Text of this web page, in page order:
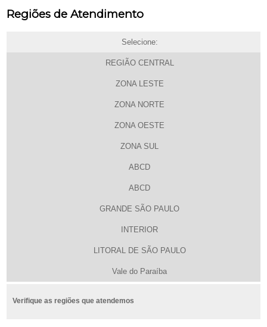
Regiões de Atendimento
Selecione:
REGIÃO CENTRAL
ZONA LESTE
ZONA NORTE
ZONA OESTE
ZONA SUL
ABCD
ABCD
GRANDE SÃO PAULO
INTERIOR
LITORAL DE SÃO PAULO
Vale do Paraíba
Verifique as regiões que atendemos